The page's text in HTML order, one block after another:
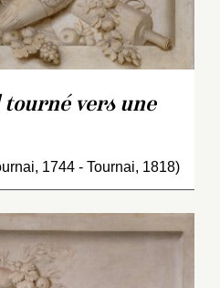
vers une
1744 - Tournai, 1818)